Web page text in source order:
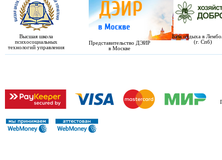
Высшая школа
психосоциальных
технологий управления
Представительство ДЭИР
в Москве
База отдыха в
(г. Спб)